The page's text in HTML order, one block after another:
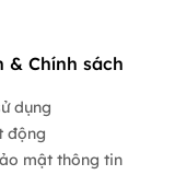
& Chính sách
dụng
động
mật thông tin